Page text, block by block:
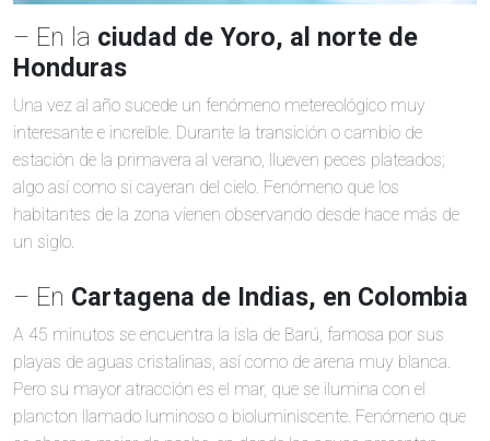
– En la ciudad de Yoro, al norte de
Honduras
Una vez al año sucede un fenómeno metereológico muy
interesante e increíble. Durante la transición o cambio de
estación de la primavera al verano, llueven peces plateados;
algo así como si cayeran del cielo. Fenómeno que los
habitantes de la zona vienen observando desde hace más de
un siglo.
– En Cartagena de Indias, en Colombia
A 45 minutos se encuentra la isla de Barú, famosa por sus
playas de aguas cristalinas, así como de arena muy blanca.
Pero su mayor atracción es el mar, que se ilumina con el
plancton llamado luminoso o bioluminiscente. Fenómeno que